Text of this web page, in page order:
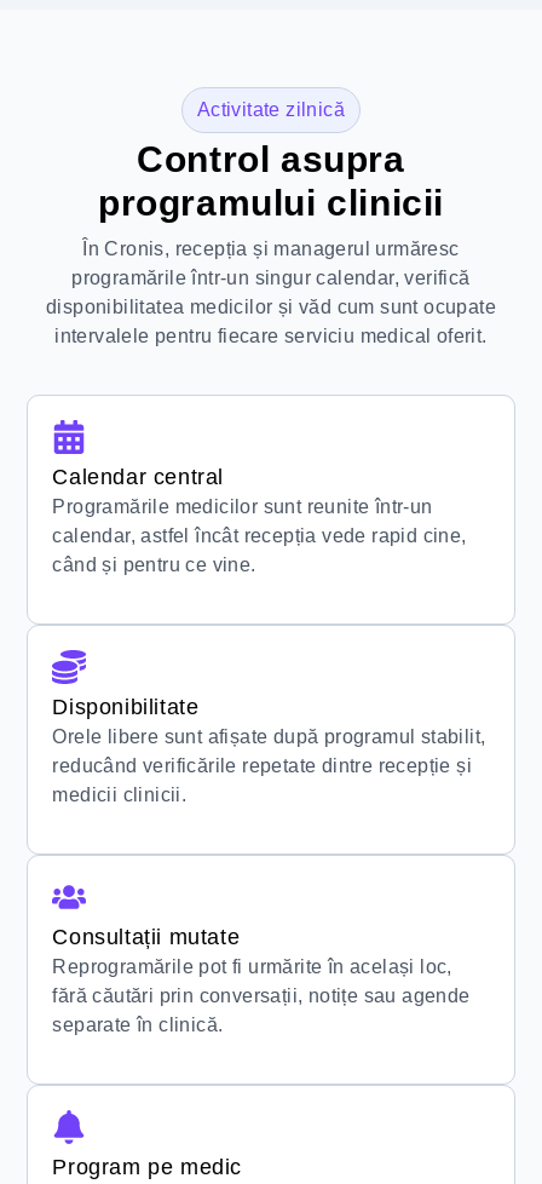
Activitate zilnică
Control asupra
programului clinicii
În Cronis, recepția și managerul urmăresc
programările într-un singur calendar, verifică
disponibilitatea medicilor și văd cum sunt ocupate
intervalele pentru fiecare serviciu medical oferit.
Calendar central
Programările medicilor sunt reunite într-un
calendar, astfel încât recepția vede rapid cine,
când și pentru ce vine.
Disponibilitate
Orele libere sunt afișate după programul stabilit,
reducând verificările repetate dintre recepție și
medicii clinicii.
Consultații mutate
Reprogramările pot fi urmărite în același loc,
fără căutări prin conversații, notițe sau agende
separate în clinică.
Program pe medic